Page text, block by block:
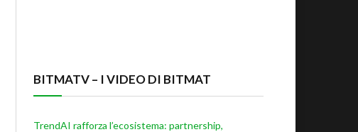
BITMATV – I VIDEO DI BITMAT
TrendAI rafforza l’ecosistema: partnership,